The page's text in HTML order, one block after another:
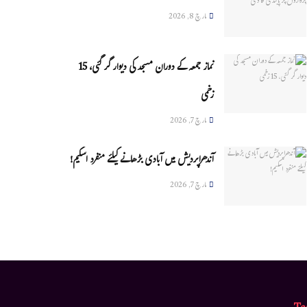
مارچ 8, 2026
نماز جمعہ کے دوران مسجد کی دیوار گر گئی، 15
زخمی
مارچ 7, 2026
آندھراپردیش میں آبادی بڑھانے کیلئے منفرد اسکیم!
مارچ 7, 2026